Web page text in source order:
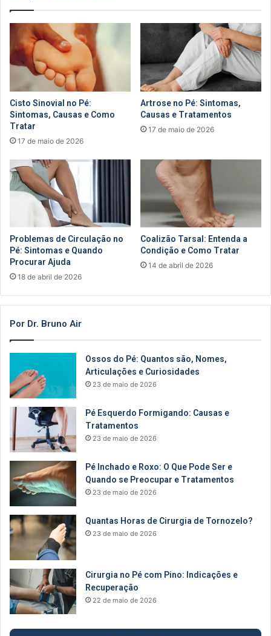
Cisto Sinovial no Pé:
Sintomas, Causas e Como
Tratar
17 de maio de 2026
Artrose no Pé: Sintomas,
Causas e Tratamentos
17 de maio de 2026
Problemas de Circulação no
Pé: Sintomas e Quando
Procurar Ajuda
18 de abril de 2026
Coalizão Tarsal: Entenda a
Condição e Como Tratar
14 de abril de 2026
Por Dr. Bruno Air
Ossos do Pé: Quantos são, Nomes,
Articulações e Curiosidades
23 de maio de 2026
Pé Esquerdo Formigando: Causas e
Tratamentos
23 de maio de 2026
Pé Inchado e Roxo: O Que Pode Ser e
Quando se Preocupar e Tratamentos
23 de maio de 2026
Quantas Horas de Cirurgia de Tornozelo?
23 de maio de 2026
Cirurgia no Pé com Pino: Indicações e
Recuperação
22 de maio de 2026